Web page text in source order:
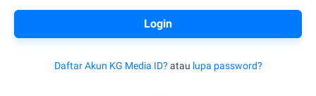
Daftar Akun KG Media ID? atau lupa password?